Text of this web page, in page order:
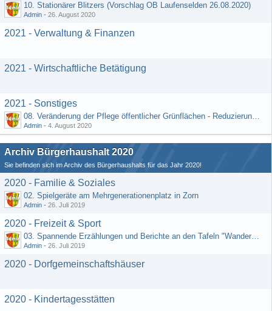
10. Stationärer Blitzers (Vorschlag OB Laufenselden 26.08.2020)
Admin - 26. August 2020
2021 - Verwaltung & Finanzen
2021 - Wirtschaftliche Betätigung
2021 - Sonstiges
08. Veränderung der Pflege öffentlicher Grünflächen - Reduzierung der Kosten (Schriftlicher Vorschlag von Hr. Rädiker vom 24.07.2020)
Admin - 4. August 2020
Archiv Bürgerhaushalt 2020
Sie befinden sich im Archiv des Bürgerhaushalts für das Jahr 2020!
2020 - Familie & Soziales
02. Spielgeräte am Mehrgenerationenplatz in Zorn
Admin - 26. Juli 2019
2020 - Freizeit & Sport
03. Spannende Erzählungen und Berichte an den Tafeln "Wandernetz Wisper Trails"
Admin - 26. Juli 2019
2020 - Dorfgemeinschaftshäuser
2020 - Kindertagesstätten